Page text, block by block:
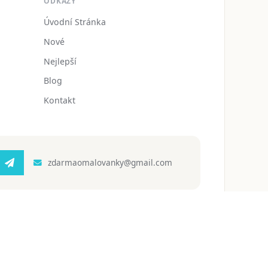
Úvodní Stránka
Nové
Nejlepší
Blog
Kontakt
zdarmaomalovanky@gmail.com